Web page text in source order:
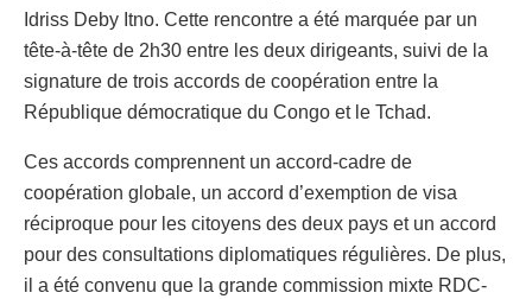
Idriss Deby Itno. Cette rencontre a été marquée par un
tête-à-tête de 2h30 entre les deux dirigeants, suivi de la
signature de trois accords de coopération entre la
République démocratique du Congo et le Tchad.
Ces accords comprennent un accord-cadre de
coopération globale, un accord d’exemption de visa
réciproque pour les citoyens des deux pays et un accord
pour des consultations diplomatiques régulières. De plus,
il a été convenu que la grande commission mixte RDC-